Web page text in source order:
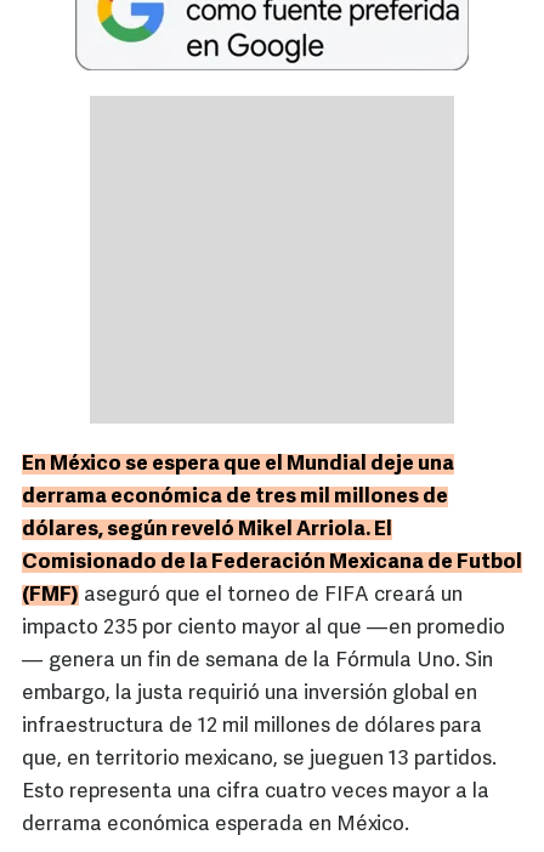
En México se espera que el Mundial deje una
derrama económica de tres mil millones de
dólares, según reveló Mikel Arriola. El
Comisionado de la Federación Mexicana de Futbol
(FMF) aseguró que el torneo de FIFA creará un
impacto 235 por ciento mayor al que —en promedio
— genera un fin de semana de la Fórmula Uno. Sin
embargo, la justa requirió una inversión global en
infraestructura de 12 mil millones de dólares para
que, en territorio mexicano, se jueguen 13 partidos.
Esto representa una cifra cuatro veces mayor a la
derrama económica esperada en México.